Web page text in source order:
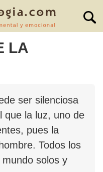
LA
ser silenciosa
que la luz, uno de
pues la
Todos los
solos y